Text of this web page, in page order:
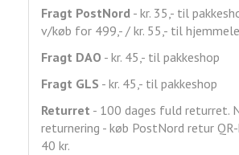
Fragt PostNord - kr. 35,- til
v/køb for 499,- / kr. 55,- til
Fragt DAO - kr. 45,- til pakkeshop
Fragt GLS - kr. 45,- til pakkeshop
Returret - 100 dages fuld returret.
returnering - køb PostNord retur
40 kr.